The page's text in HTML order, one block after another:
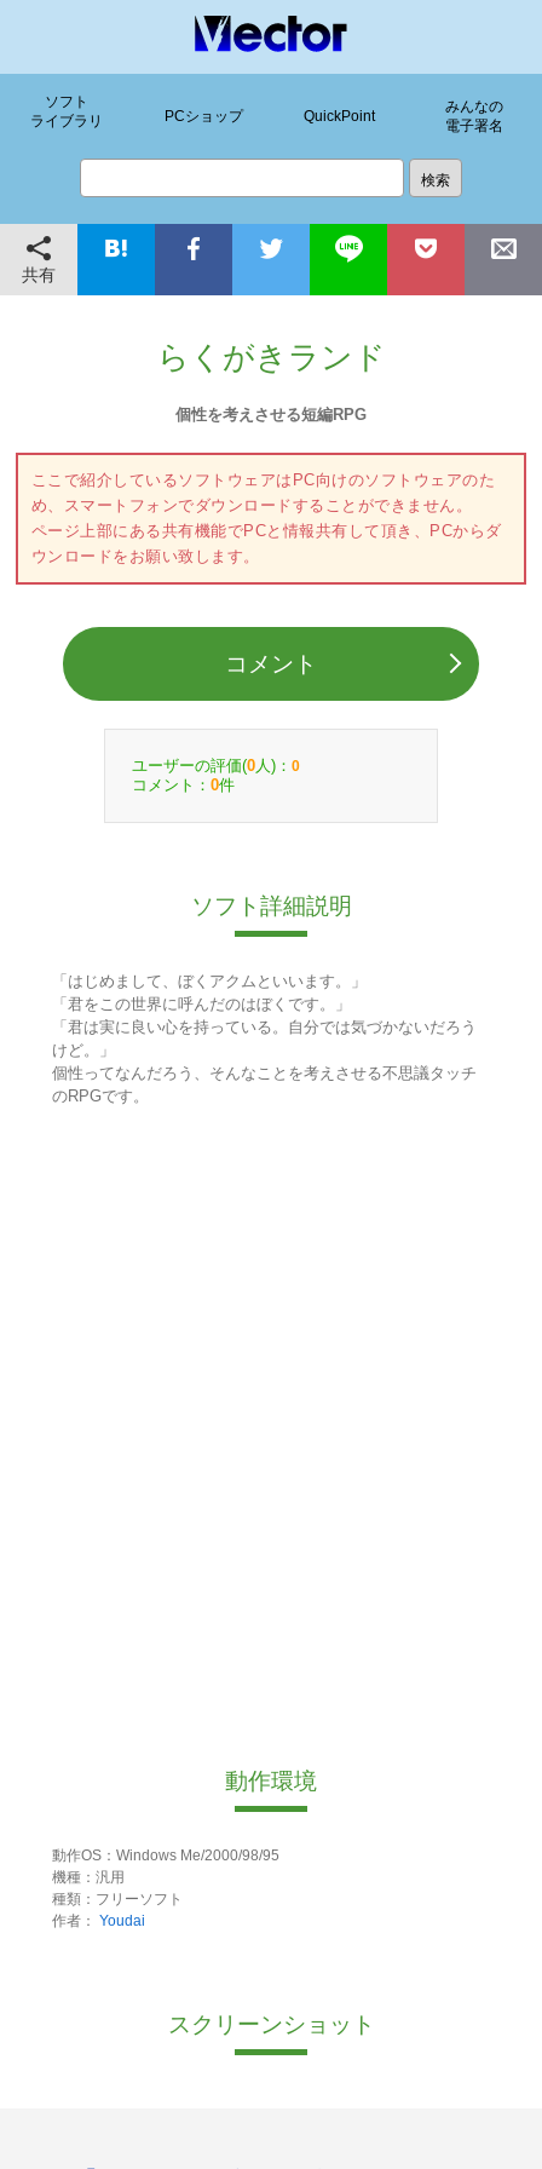
ソフト
ライブラリ
PCショップ QuickPoint
みんなの
電子署名
共有
らくがきランド
個性を考えさせる短編RPG
ここで紹介しているソフトウェアはPC向けのソフトウェアのた
め、スマートフォンでダウンロードすることができません。
ページ上部にある共有機能でPCと情報共有して頂き、PCからダ
ウンロードをお願い致します。
コメント
ユーザーの評価(0 人)： 0
コメント： 0件
ソフト詳細説明
「はじめまして、ぼくアクムといいます。」
「君をこの世界に呼んだのはぼくです。」
「君は実に良い心を持っている。自分では気づかないだろう
けど。」
個性ってなんだろう、そんなことを考えさせる不思議タッチ
のRPGです。
動作環境
動作OS：Windows Me/2000/98/95
機種：汎用
種類：フリーソフト
作者： Youdai
スクリーンショット